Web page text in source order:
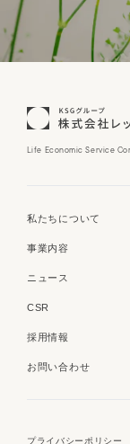
Life Economic Service
私たちについて
事業内容
ニュース
CSR
採用情報
お問い合わせ
プライバシーポリシー